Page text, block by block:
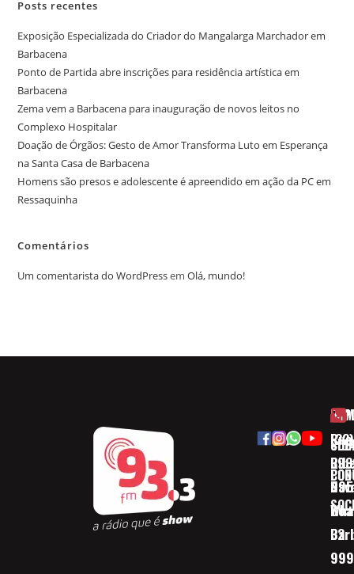
Posts recentes
Exposição Especializada do Criador do Mangalarga Marchador em
Barbacena
Ponto de Partida abre inscrições para residência artística em
Barbacena
Zema vem a Barbacena para inauguração de novos leitos no
Complexo Hospitalar
Doação de Órgãos: Gesto de Amor Transforma Luto em Esperança
na Santa Casa de Barbacena
Homens são presos e adolescente é apreendido em ação da PC em
Ressaquinha
Comentários
Um comentarista do WordPressemOlá, mundo!
(32)
32